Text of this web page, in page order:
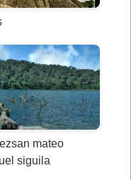
mateo
siguila